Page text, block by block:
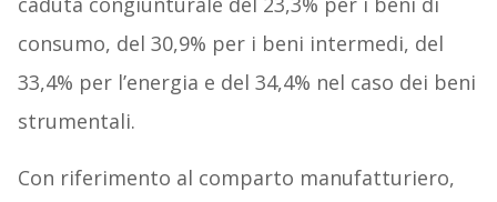
consumo, del 30,9% per i beni intermedi, del
33,4% per l’energia e del 34,4% nel caso dei beni
strumentali.
Con riferimento al comparto manufatturiero,